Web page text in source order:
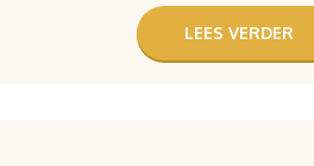
LEES VERDER